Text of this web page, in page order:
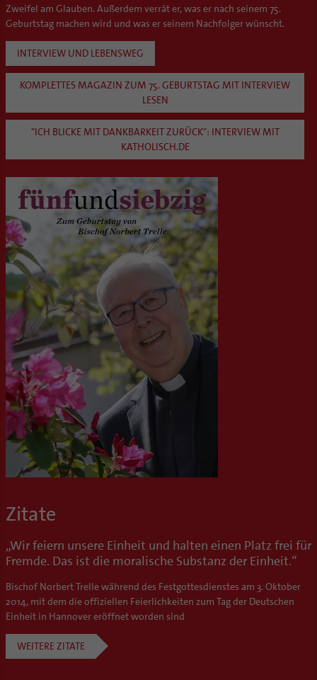
Zweifel am Glauben. Außerdem verrät er, was er nach seinem 75.
Geburtstag machen wird und was er seinem Nachfolger wünscht.
INTERVIEW UND LEBENSWEG
KOMPLETTES MAGAZIN ZUM 75. GEBURTSTAG MIT INTERVIEW
LESEN
"ICH BLICKE MIT DANKBARKEIT ZURÜCK": INTERVIEW MIT
KATHOLISCH.DE
Zitate
„Wir feiern unsere Einheit und halten einen Platz frei für
Fremde. Das ist die moralische Substanz der Einheit.“
Bischof Norbert Trelle während des Festgottesdienstes am 3. Oktober
2014, mit dem die offiziellen Feierlichkeiten zum Tag der Deutschen
Einheit in Hannover eröffnet worden sind
WEITERE ZITATE